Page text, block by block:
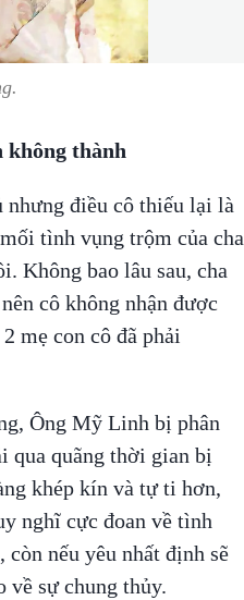
thành
điều cô thiếu lại là
tình vụng trộm của cha
Không bao lâu sau, cha
cô không nhận được
mẹ con cô đã phải
Ông Mỹ Linh bị phân
qua quãng thời gian bị
khép kín và tự ti hơn,
nghĩ cực đoan về tình
nếu yêu nhất định sẽ
về sự chung thủy.